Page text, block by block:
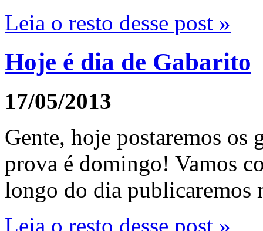
Leia o resto desse post »
Hoje é dia de Gabarito
17/05/2013
Gente, hoje postaremos os
prova é domingo! Vamos
longo do dia publicaremos
Leia o resto desse post »